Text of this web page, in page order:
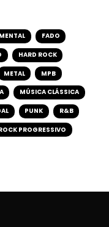
FADO
HARD ROCK
METAL MPB
MÚSICA CLÁSSICA
PUNK R&B
PROGRESSIVO